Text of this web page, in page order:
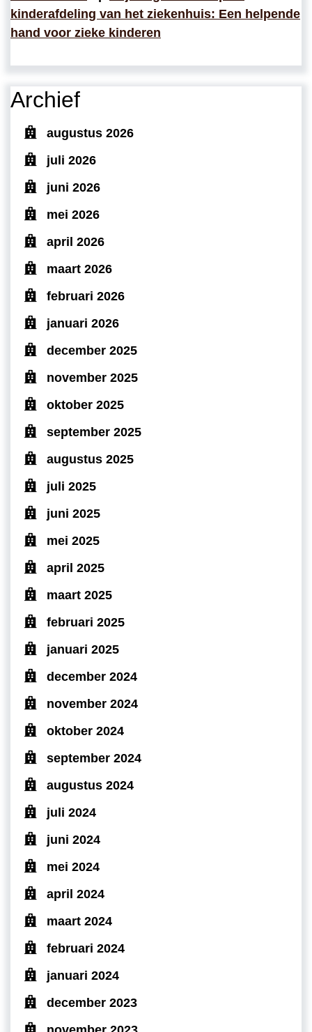
kinderafdeling van het ziekenhuis: Een helpende
hand voor zieke kinderen
Archief
augustus 2026
juli 2026
juni 2026
mei 2026
april 2026
maart 2026
februari 2026
januari 2026
december 2025
november 2025
oktober 2025
september 2025
augustus 2025
juli 2025
juni 2025
mei 2025
april 2025
maart 2025
februari 2025
januari 2025
december 2024
november 2024
oktober 2024
september 2024
augustus 2024
juli 2024
juni 2024
mei 2024
april 2024
maart 2024
februari 2024
januari 2024
december 2023